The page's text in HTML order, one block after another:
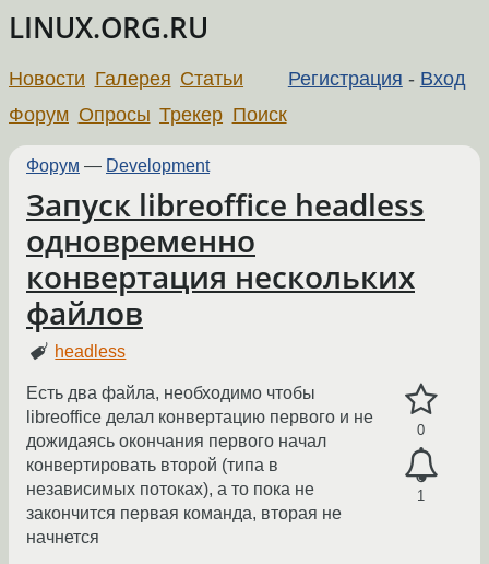
LINUX.ORG.RU
Регистрация - Вход
Новости Галерея Статьи
Форум Опросы Трекер Поиск
Форум — Development
Запуск libreoffice headless
одновременно
конвертация нескольких
файлов
headless
0
1
Есть два файла, необходимо чтобы
libreoffice делал конвертацию первого и не
дожидаясь окончания первого начал
конвертировать второй (типа в
независимых потоках), а то пока не
закончится первая команда, вторая не
начнется